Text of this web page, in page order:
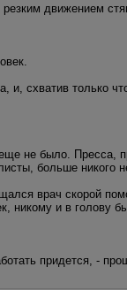
движением
и, схватив только
не было. Пресса,
больше
врач скорой
никому и в
придется, -